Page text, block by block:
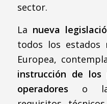
sector.
La nueva
todos los estados
Europea,
instrucción de los
operadores o